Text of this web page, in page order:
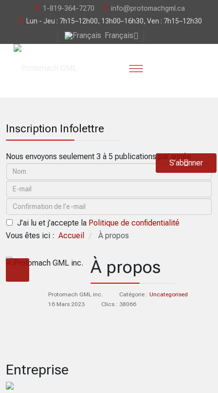
1-819-364-7270
info@protomachgml.ca
Lun - Jeu : 7h15–12h00, 13h00–16h30, Ven : 7h15–12h30
Français
Inscription Infolettre
Nous envoyons seulement 3 à 5 publications par année.
J’ai lu et j’accepte la Politique de confidentialité
S’abonner
Vous êtes ici : Accueil / À propos
À propos
Protomach GML inc. Catégorie : Uncategorised
16 Mars 2023
Clics : 38066
Entreprise